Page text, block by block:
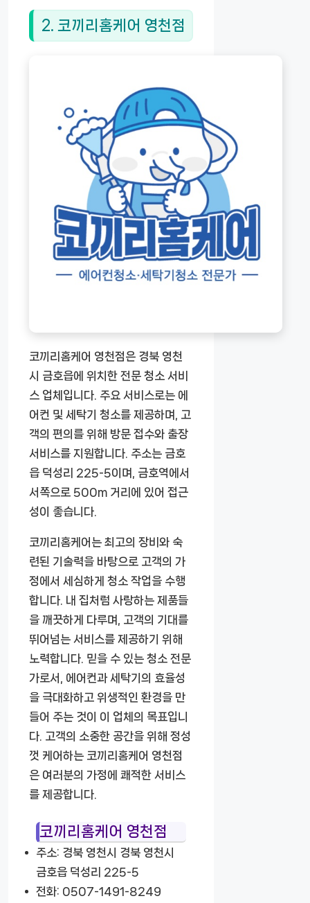
2. 코끼리홈케어 영천점
코끼리홈케어 영천점은 경북 영천
시 금호읍에 위치한 전문 청소 서비
스 업체입니다. 주요 서비스로는 에
어컨 및 세탁기 청소를 제공하며, 고
객의 편의를 위해 방문 접수와 출장
서비스를 지원합니다. 주소는 금호
읍 덕성리 225-5이며, 금호역에서
서쪽으로 500m 거리에 있어 접근
성이 좋습니다.
코끼리홈케어는 최고의 장비와 숙
련된 기술력을 바탕으로 고객의 가
정에서 세심하게 청소 작업을 수행
합니다. 내 집처럼 사랑하는 제품들
을 깨끗하게 다루며, 고객의 기대를
뛰어넘는 서비스를 제공하기 위해
노력합니다. 믿을 수 있는 청소 전문
가로서, 에어컨과 세탁기의 효율성
을 극대화하고 위생적인 환경을 만
들어 주는 것이 이 업체의 목표입니
다. 고객의 소중한 공간을 위해 정성
껏 케어하는 코끼리홈케어 영천점
은 여러분의 가정에 쾌적한 서비스
를 제공합니다.
코끼리홈케어 영천점
주소: 경북 영천시 경북 영천시
금호읍 덕성리 225-5
전화: 0507-1491-8249